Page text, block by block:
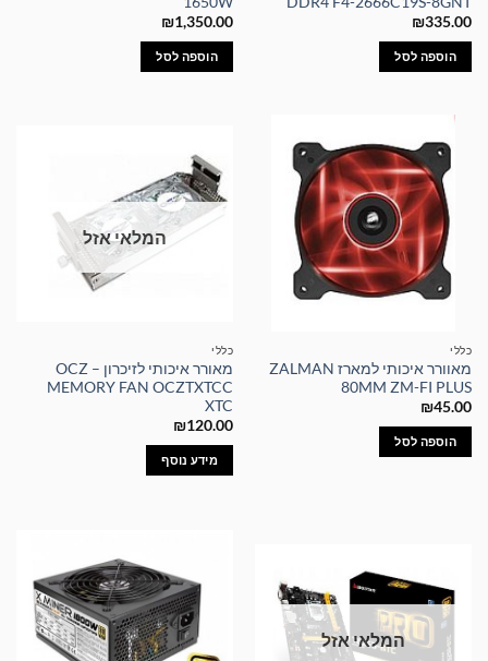
₪335.00
הוספה לסל
₪1,350.00
הוספה לסל
כללי
מאוורר איכותי למארז ZALMAN
80MM ZM-FI PLUS
₪45.00
הוספה לסל
המלאי אזל
כללי
מאורר איכותי לזיכרון – OCZ
MEMORY FAN OCZTXTCC
XTC
₪120.00
מידע נוסף
המלאי אזל